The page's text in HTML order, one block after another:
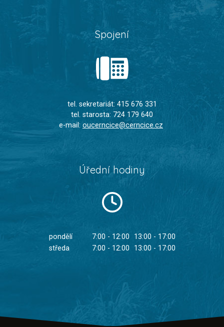
Spojení
tel. sekretariát: 415 676 331
tel. starosta: 724 179 640
e-mail: oucerncice@cerncice.cz
Úřední hodiny
pondělí 7:00 - 12:00
13:00 - 17:00
středa
7:00 - 12:00 13:00 - 17:00